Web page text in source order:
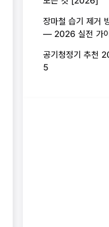
장마철 습기 제거
— 2026 실전 가
공기청정기 추천
5